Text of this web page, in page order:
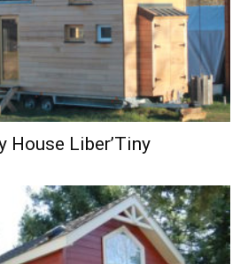
House Liber’Tiny